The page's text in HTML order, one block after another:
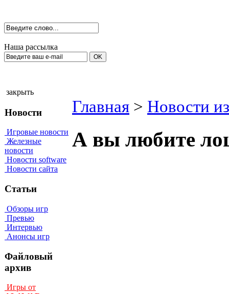
Наша рассылка
закрыть
Новости
Игровые новости
Железные
новости
Новости software
Новости сайта
Статьи
Обзоры игр
Превью
Интервью
Анонсы игр
Файловый
архив
Игры от
Главная > Новости
А вы любите